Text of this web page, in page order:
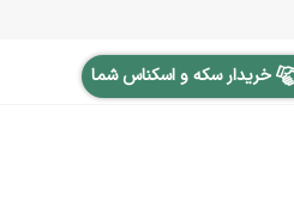
خریدار سکه و اسکناس شما